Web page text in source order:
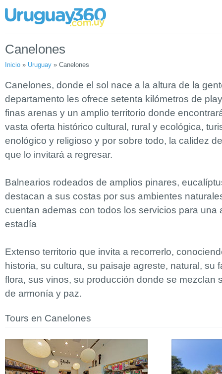
Canelones
Inicio » Uruguay » Canelones
Canelones, donde el sol nace a la altura de la
departamento les ofrece setenta kilómetros de
finas arenas y un amplio territorio donde
vasta oferta histórico cultural, rural y ecológica,
enológico y religioso y por sobre todo, la calidez
que lo invitará a regresar.
Balnearios rodeados de amplios pinares,
destacan a sus costas por sus ambientes
cuentan ademas con todos los servicios para una
estadía
Extenso territorio que invita a recorrerlo,
historia, su cultura, su paisaje agreste, natural, su
flora, sus vinos, su producción donde se mezclan
de armonía y paz.
Tours en Canelones